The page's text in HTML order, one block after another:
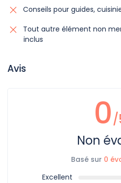
Conseils pour guides,
Tout autre élément non
inclus
Avis
0/
Non
Basé sur 0
Excellent